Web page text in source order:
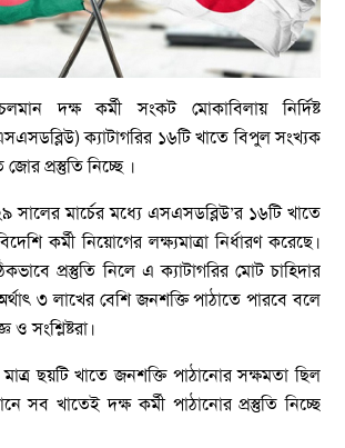
দক্ষ কর্মী সংকট মোকাবিলায় নির্দিষ্ট
ক্যাটাগরির ১৬টি খাতে বিপুল সংখ্যক
প্রস্তুতি নিচ্ছে ।
মার্চের মধ্যে এসএসডব্লিউ’র ১৬টি খাতে
কর্মী নিয়োগের লক্ষ্যমাত্রা নির্ধারণ করেছে।
প্রস্তুতি নিলে এ ক্যাটাগরির মোট চাহিদার
৩ লাখের বেশি জনশক্তি পাঠাতে পারবে বলে
সংশ্লিষ্টরা।
ছয়টি খাতে জনশক্তি পাঠানোর সক্ষমতা ছিল
সব খাতেই দক্ষ কর্মী পাঠানোর প্রস্তুতি নিচ্ছে